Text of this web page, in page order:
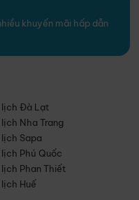
khuyến mãi hấp dẫn
lịch Đà Lạt
lịch Nha Trang
lịch Sapa
lịch Phú Quốc
lịch Phan Thiết
lịch Huế